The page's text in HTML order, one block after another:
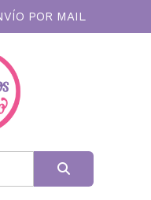
POR MAIL